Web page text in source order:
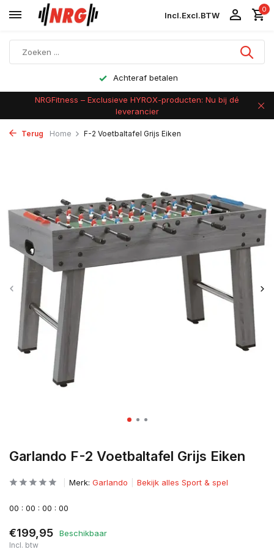
Incl.Excl.BTW
0
Achteraf betalen
NRGFitness – Exclusieve HYROX-producten: Nu bij dé
leverancier
Terug Home F-2 Voetbaltafel Grijs Eiken
Garlando F-2 Voetbaltafel Grijs Eiken
Merk: Garlando Bekijk alles Sport & spel
00 : 00 : 00 : 00
€199,95 Beschikbaar
Incl. btw